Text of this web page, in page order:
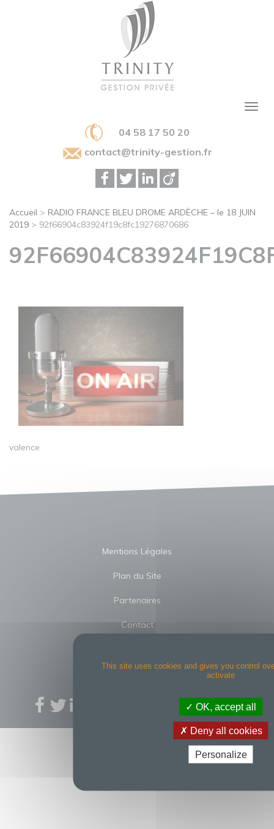
04 58 17 50 20
contact@trinity-gestion.fr
Accueil > RADIO FRANCE BLEU DROME ARDÈCHE – le 18 JUIN
2019 > 92f66904c83924f19c8fc19276870686
valence
Mentions Légales
Plan du Site
Partenaires
Contact
TRINITY IMMOBILIER
RAPPELEZ MOI !
This site uses cookies and gives you control
activate
OK, accept all
Deny all cookies
Personalize